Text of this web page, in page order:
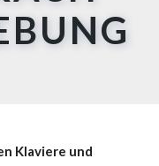
Klaviere und